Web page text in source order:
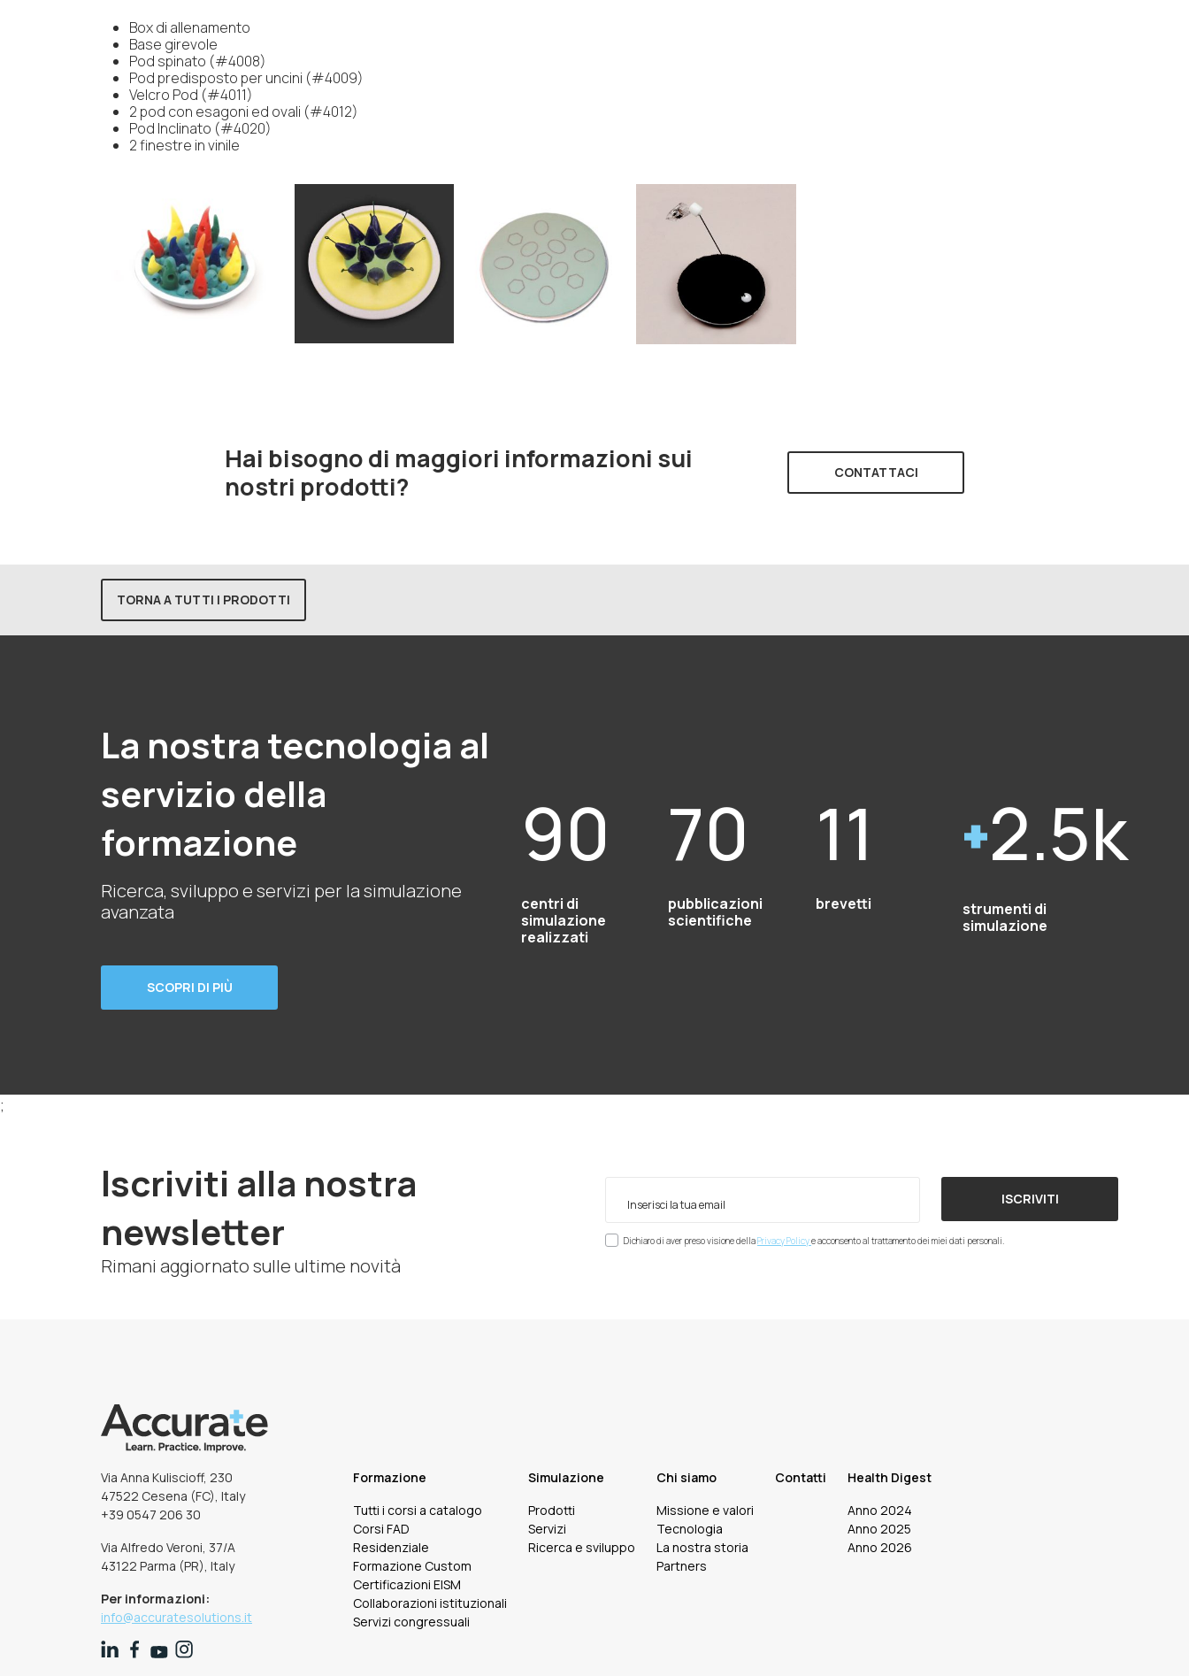
Box di allenamento
Base girevole
Pod spinato (#4008)
Pod predisposto per uncini (#4009)
Velcro Pod (#4011)
2 pod con esagoni ed ovali (#4012)
Pod Inclinato (#4020)
2 finestre in vinile
Hai bisogno di maggiori informazioni sui
nostri prodotti?
CONTATTACI
TORNA A TUTTI I PRODOTTI
La nostra tecnologia al
servizio della
formazione
Ricerca, sviluppo e servizi per la simulazione
avanzata
SCOPRI DI PIÙ
90
centri di
simulazione
realizzati
70
pubblicazioni
scientifiche
11
brevetti
2.5k
strumenti di
simulazione
;
Iscriviti alla nostra
newsletter
Rimani aggiornato sulle ultime novità
Dichiaro di aver preso visione dellaPrivacy Policye acconsento al trattamento dei miei dati personali.
ISCRIVITI
Via Anna Kuliscioff, 230
47522 Cesena (FC), Italy
+39 0547 206 30
Via Alfredo Veroni, 37/A
43122 Parma (PR), Italy
Per informazioni:
info@accuratesolutions.it
Formazione
Tutti i corsi a catalogo
Corsi FAD
Residenziale
Formazione Custom
Certificazioni EISM
Collaborazioni istituzionali
Servizi congressuali
Simulazione
Prodotti
Servizi
Ricerca e sviluppo
Chi siamo
Missione e valori
Tecnologia
La nostra storia
Partners
Contatti
Health Digest
Anno 2024
Anno 2025
Anno 2026